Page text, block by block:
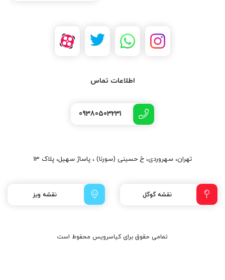
اطلاعات تماس
09380503231
تهران، سهروردی، خ حسینی (سورنا) ، پاساژ سهیل، پلاک 13
نقشه گوگل نقشه ویز
تمامی حقوق برای کیاسرویس محفوط است